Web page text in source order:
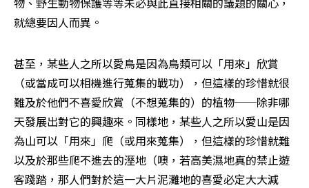
就總要因人而異。
甚至，某些人之所以愛鳥是因為鳥類可以「用來」欣賞
（或當成可以相機進行蒐集的戰功），但這樣的珍惜就很
難及於他們不喜愛欣賞（不想蒐集的）的植物──除非哪
天發展出對它的興趣來。同樣地，某些人之所以愛山是因
為山可以「用來」爬（或用來蒐集），但這樣的珍惜就難
以及於那些爬不進去的溼地（噢，若高美濕地真的禁止遊
客踐踏，那人們對於這一大片泥灘地的喜愛必定大大減